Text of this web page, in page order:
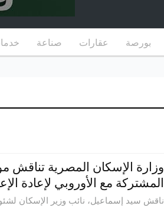
بورصة عقارات صناعة
وزارة الإسكان المصرية
المشتركة مع الأوروبي لإعادة
ناقش سيد إسماعيل، نائب وزير الإسكان